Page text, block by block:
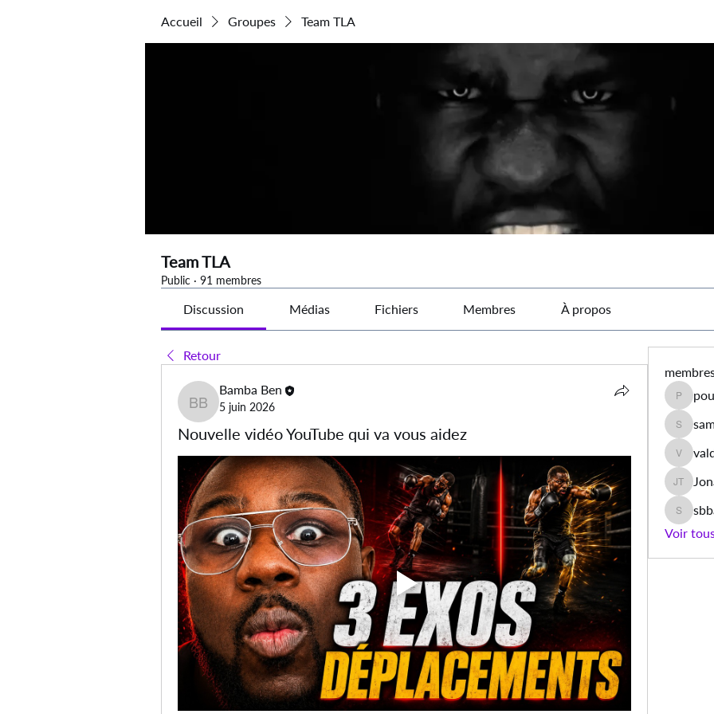
Accueil Groupes Team TLA
Team TLA
Public · 91 membres
Discussion Médias Fichiers Membres À propos
Retour
Bamba Ben
Bamba Ben
5 juin 2026
Nouvelle vidéo YouTube qui va vous aidez
Jonas
Voir